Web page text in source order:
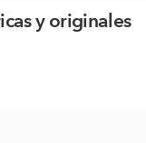
y originales